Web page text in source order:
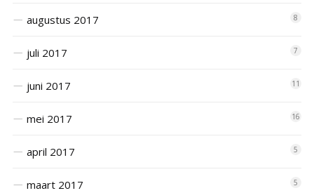
augustus 2017 8
juli 2017 7
juni 2017 11
mei 2017 16
april 2017 5
maart 2017 5